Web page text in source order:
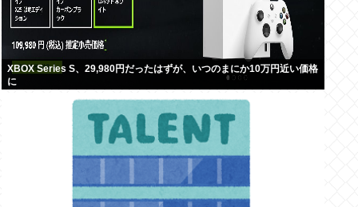
XBOX Series S、29,980円だったはずが、いつのまにか10万円近い価格
に